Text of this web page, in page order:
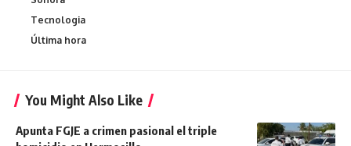
Tecnologia
Última hora
You Might Also Like
Apunta FGJE a crimen pasional el triple